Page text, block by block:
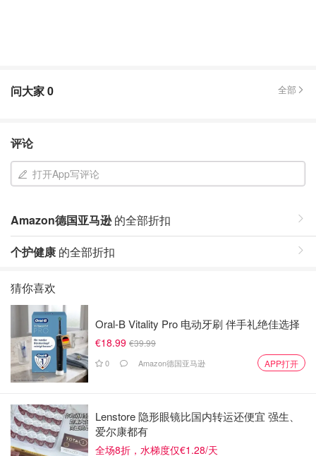
问大家0 全部
评论
打开App写评论
Amazon德国亚马逊的全部折扣
个护健康 的全部折扣
猜你喜欢
Oral-B Vitality Pro 电动牙刷 伴手礼绝佳选择
€18.99 €39.99
0 Amazon德国亚马逊 APP打开
Lenstore 隐形眼镜比国内转运还便宜 强生、
爱尔康都有
全场8折，水梯度仅€1.28/天